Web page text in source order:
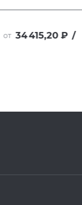
от 34 415,20 ₽ /